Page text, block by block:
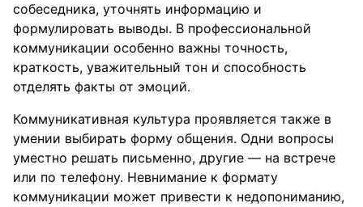
собеседника, уточнять информацию и
формулировать выводы. В профессиональной
коммуникации особенно важны точность,
краткость, уважительный тон и способность
отделять факты от эмоций.
Коммуникативная культура проявляется также в
умении выбирать форму общения. Одни вопросы
уместно решать письменно, другие — на встрече
или по телефону. Невнимание к формату
коммуникации может привести к недопониманию,